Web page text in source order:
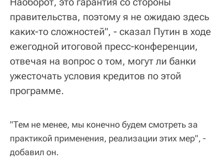
правительства, поэтому я не ожидаю здесь
каких-то сложностей", - сказал Путин в ходе
ежегодной итоговой пресс-конференции,
отвечая на вопрос о том, могут ли банки
ужесточать условия кредитов по этой
программе.
"Тем не менее, мы конечно будем смотреть за
практикой применения, реализации этих мер", -
добавил он.